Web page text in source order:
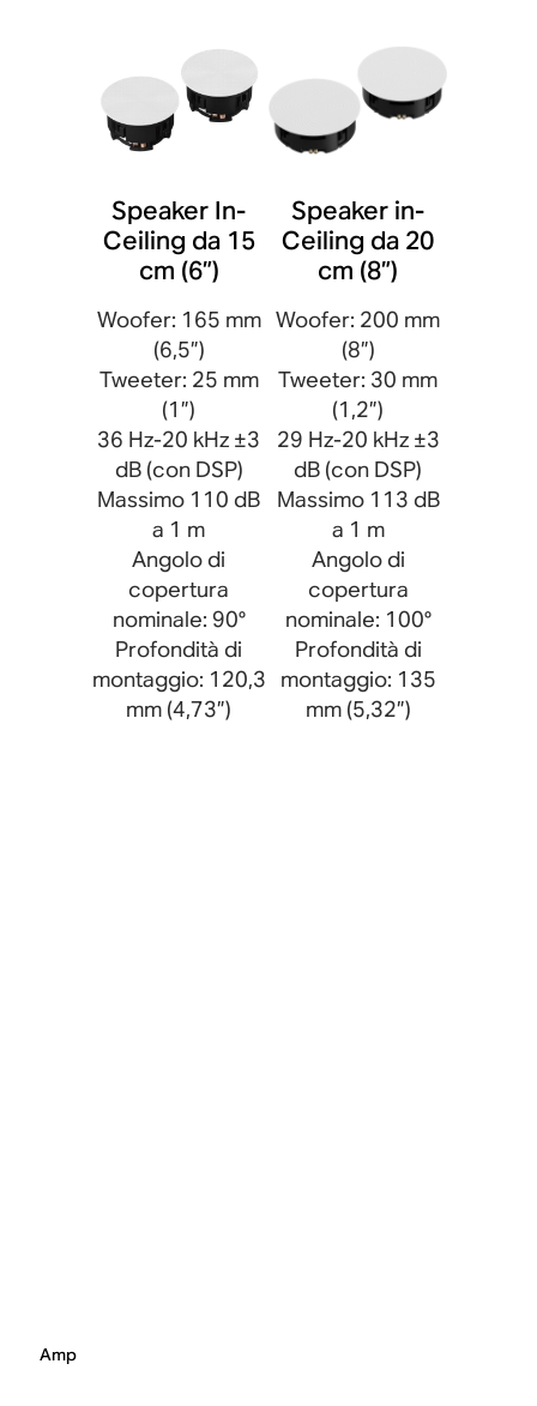
Speaker In-
Ceiling da 15
cm (6”)
Woofer: 165 mm
(6,5”)
Tweeter: 25 mm
(1”)
36 Hz-20 kHz ±3
dB (con DSP)
Massimo 110 dB
a 1 m
Angolo di
copertura
nominale: 90°
Profondità di
montaggio: 120,3
mm (4,73”)
Speaker in-
Ceiling da 20
cm (8”)
Woofer: 200 mm
(8”)
Tweeter: 30 mm
(1,2”)
29 Hz-20 kHz ±3
dB (con DSP)
Massimo 113 dB
a 1 m
Angolo di
copertura
nominale: 100°
Profondità di
montaggio: 135
mm (5,32”)
Amp